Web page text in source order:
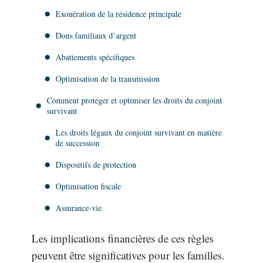
Exonération de la résidence principale
Dons familiaux d’argent
Abattements spécifiques
Optimisation de la transmission
Comment protéger et optimiser les droits du conjoint
survivant
Les droits légaux du conjoint survivant en matière
de succession
Dispositifs de protection
Optimisation fiscale
Assurance-vie
Les implications financières de ces règles
peuvent être significatives pour les familles.